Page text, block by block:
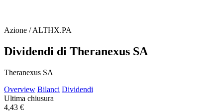
Azione / ALTHX.PA
Dividendi di Theranexus SA
Theranexus SA
Overview Bilanci Dividendi
Ultima chiusura
4,43 €